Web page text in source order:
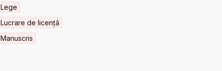
Lege
Lucrare de licență
Manuscris